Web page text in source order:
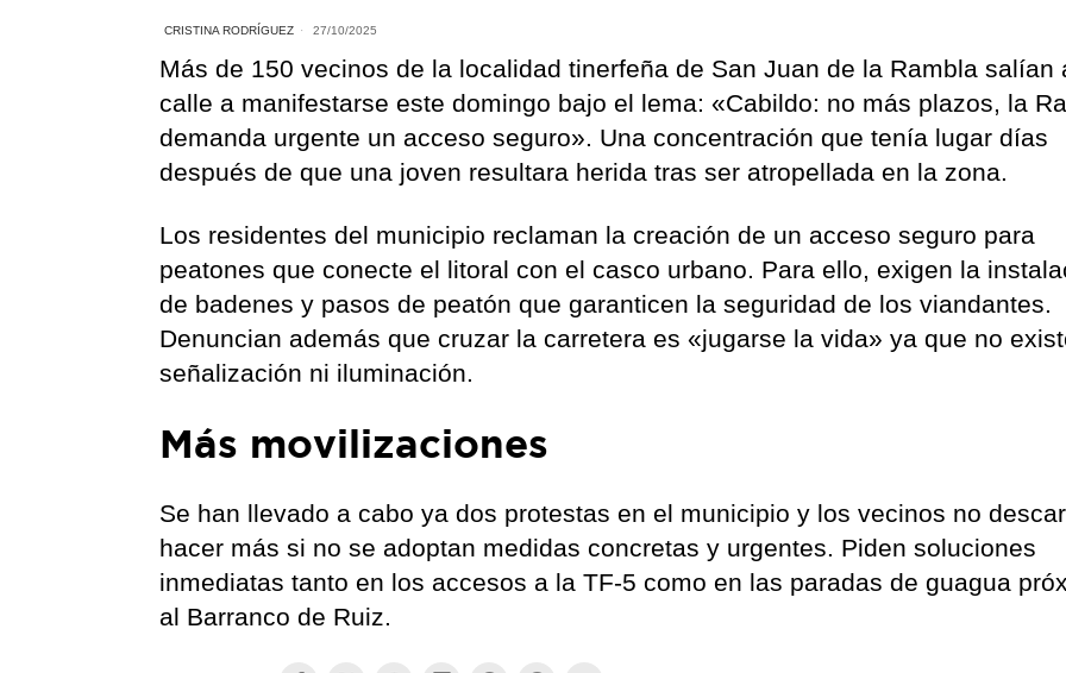
CRISTINA RODRÍGUEZ 27/10/2025
Más de 150 vecinos de la localidad tinerfeña de San Juan de la Rambla salían
calle a manifestarse este domingo bajo el lema: «Cabildo: no más plazos, la
demanda urgente un acceso seguro». Una concentración que tenía lugar días
después de que una joven resultara herida tras ser atropellada en la zona.
Los residentes del municipio reclaman la creación de un acceso seguro para
peatones que conecte el litoral con el casco urbano. Para ello, exigen la
de badenes y pasos de peatón que garanticen la seguridad de los viandantes.
Denuncian además que cruzar la carretera es «jugarse la vida» ya que no
señalización ni iluminación.
Más movilizaciones
Se han llevado a cabo ya dos protestas en el municipio y los vecinos no
hacer más si no se adoptan medidas concretas y urgentes. Piden soluciones
inmediatas tanto en los accesos a la TF-5 como en las paradas de guagua
al Barranco de Ruiz.